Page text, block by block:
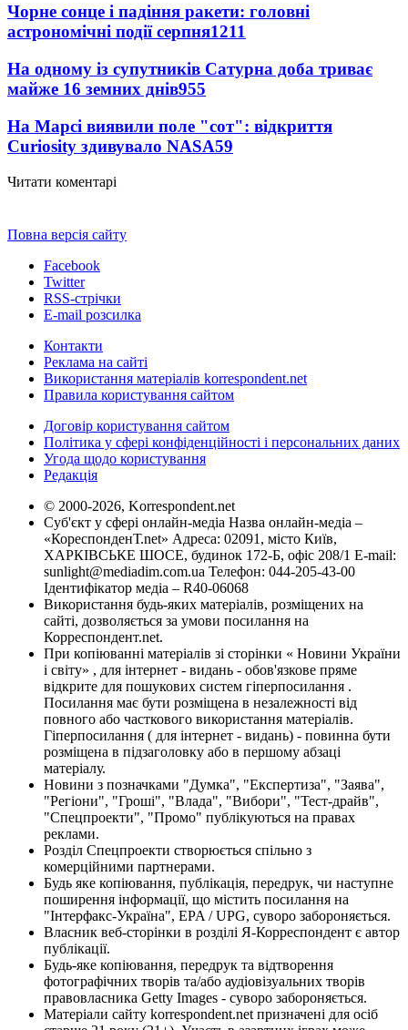
Чорне сонце і падіння ракети: головні
астрономічні події серпня1211
На одному із супутників Сатурна доба триває
майже 16 земних днів955
На Марсі виявили поле "сот": відкриття
Curiosity здивувало NASA59
Читати коментарі
Повна версія сайту
Facebook
Twitter
RSS-стрічки
E-mail розсилка
Контакти
Реклама на сайті
Використання матеріалів korrespondent.net
Правила користування сайтом
Договір користування сайтом
Політика у сфері конфіденційності і персональних даних
Угода щодо користування
Редакція
© 2000-2026, Korrespondent.net
Суб'єкт у сфері онлайн-медіа Назва онлайн-медіа –
«КореспонденТ.net» Адреса: 02091, місто Київ,
ХАРКІВСЬКЕ ШОСЕ, будинок 172-Б, офіс 208/1 E-mail:
sunlight@mediadim.com.ua Телефон: 044-205-43-00
Ідентифікатор медіа – R40-06068
Використання будь-яких матеріалів, розміщених на
сайті, дозволяється за умови посилання на
Корреспондент.net.
При копіюванні матеріалів зі сторінки « Новини України
і світу» , для інтернет - видань - обов'язкове пряме
відкрите для пошукових систем гіперпосилання .
Посилання має бути розміщена в незалежності від
повного або часткового використання матеріалів.
Гіперпосилання ( для інтернет - видань) - повинна бути
розміщена в підзаголовку або в першому абзаці
матеріалу.
Новини з позначками "Думка", "Експертиза", "Заява",
"Регіони", "Гроші", "Влада", "Вибори", "Тест-драйв",
"Спецпроекти", "Промо" публікуються на правах
реклами.
Розділ Спецпроекти створюється спільно з
комерційними партнерами.
Будь яке копіювання, публікація, передрук, чи наступне
поширення інформації, що містить посилання на
"Інтерфакс-Україна", EPA / UPG, суворо забороняється.
Власник веб-сторінки в розділі Я-Корреспондент є автор
публікації.
Будь-яке копіювання, передрук та відтворення
фотографічних творів та/або аудіовізуальних творів
правовласника Getty Images - суворо забороняється.
Матеріали сайту korrespondent.net призначені для осіб